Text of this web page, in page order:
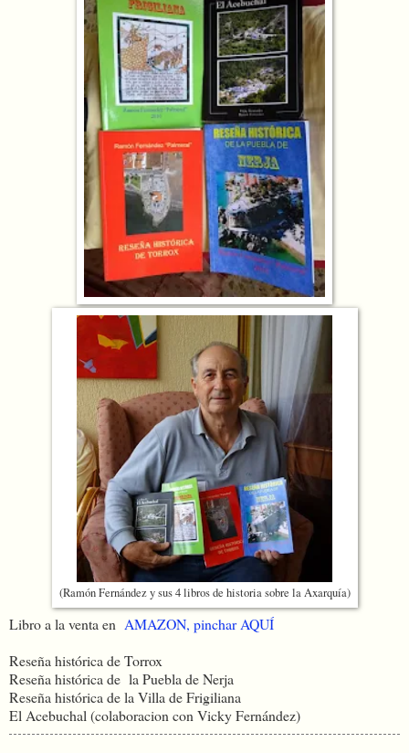
(Ramón Fernández y sus 4 libros de historia sobre la Axarquía)
Libro a la venta en AMAZON, pinchar AQUÍ
Reseña histórica de Torrox
Reseña histórica de la Puebla de Nerja
Reseña histórica de la Villa de Frigiliana
El Acebuchal (colaboracion con Vicky Fernández)